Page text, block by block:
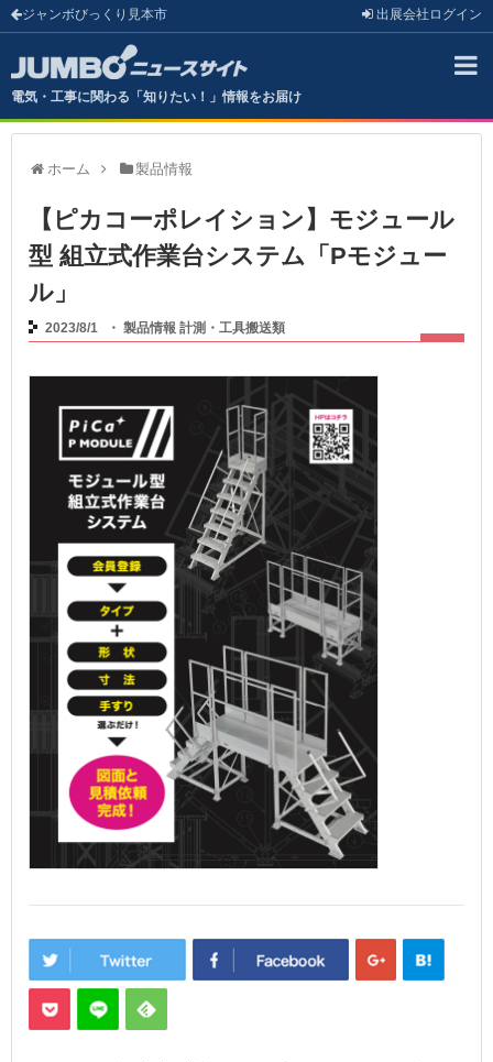
ジャンボびっくり見本市 出展会社 ログイン
電気・工事に関わる「知りたい！」情報をお届け
ホーム 製品情報
【ピカコーポレイション】モジュール
型 組立式作業台システム「Pモジュー
ル」
2023/8/1 ・ 製品情報 計測・工具搬送類